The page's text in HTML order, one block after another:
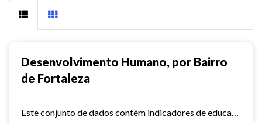
Desenvolvimento Humano, por Bairro
de Fortaleza